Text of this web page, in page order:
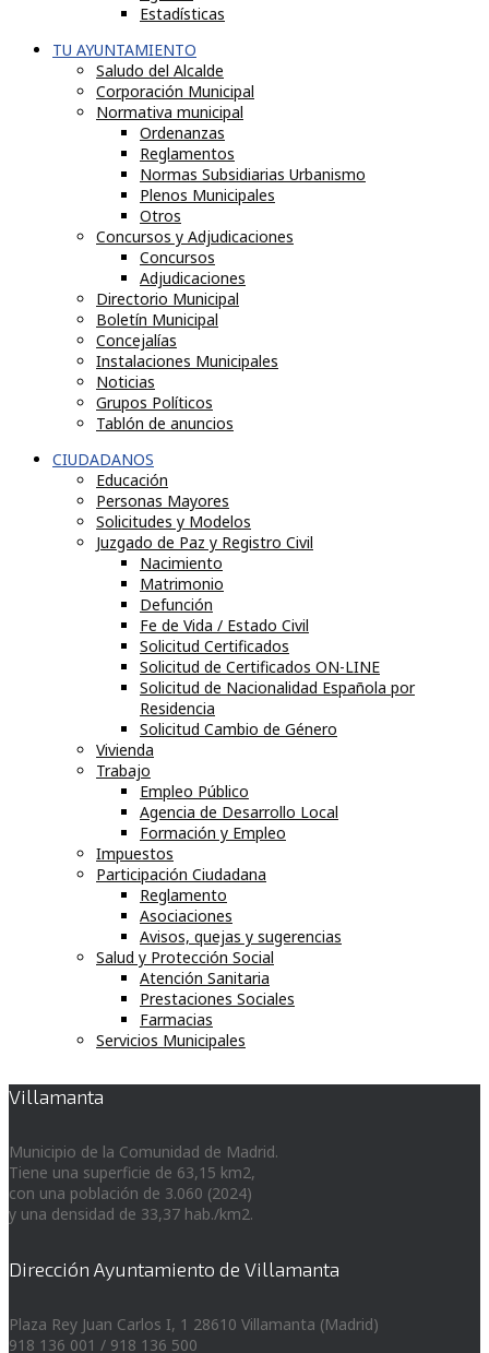
Estadísticas
TU AYUNTAMIENTO
Saludo del Alcalde
Corporación Municipal
Normativa municipal
Ordenanzas
Reglamentos
Normas Subsidiarias Urbanismo
Plenos Municipales
Otros
Concursos y Adjudicaciones
Concursos
Adjudicaciones
Directorio Municipal
Boletín Municipal
Concejalías
Instalaciones Municipales
Noticias
Grupos Políticos
Tablón de anuncios
CIUDADANOS
Educación
Personas Mayores
Solicitudes y Modelos
Juzgado de Paz y Registro Civil
Nacimiento
Matrimonio
Defunción
Fe de Vida / Estado Civil
Solicitud Certificados
Solicitud de Certificados ON-LINE
Solicitud de Nacionalidad Española por
Residencia
Solicitud Cambio de Género
Vivienda
Trabajo
Empleo Público
Agencia de Desarrollo Local
Formación y Empleo
Impuestos
Participación Ciudadana
Reglamento
Asociaciones
Avisos, quejas y sugerencias
Salud y Protección Social
Atención Sanitaria
Prestaciones Sociales
Farmacias
Servicios Municipales
Villamanta
Municipio de la Comunidad de Madrid.
Tiene una superficie de 63,15 km2,
con una población de 3.060 (2024)
y una densidad de 33,37 hab./km2.
Dirección Ayuntamiento de Villamanta
Plaza Rey Juan Carlos I, 1 28610 Villamanta (Madrid)
918 136 001 / 918 136 500